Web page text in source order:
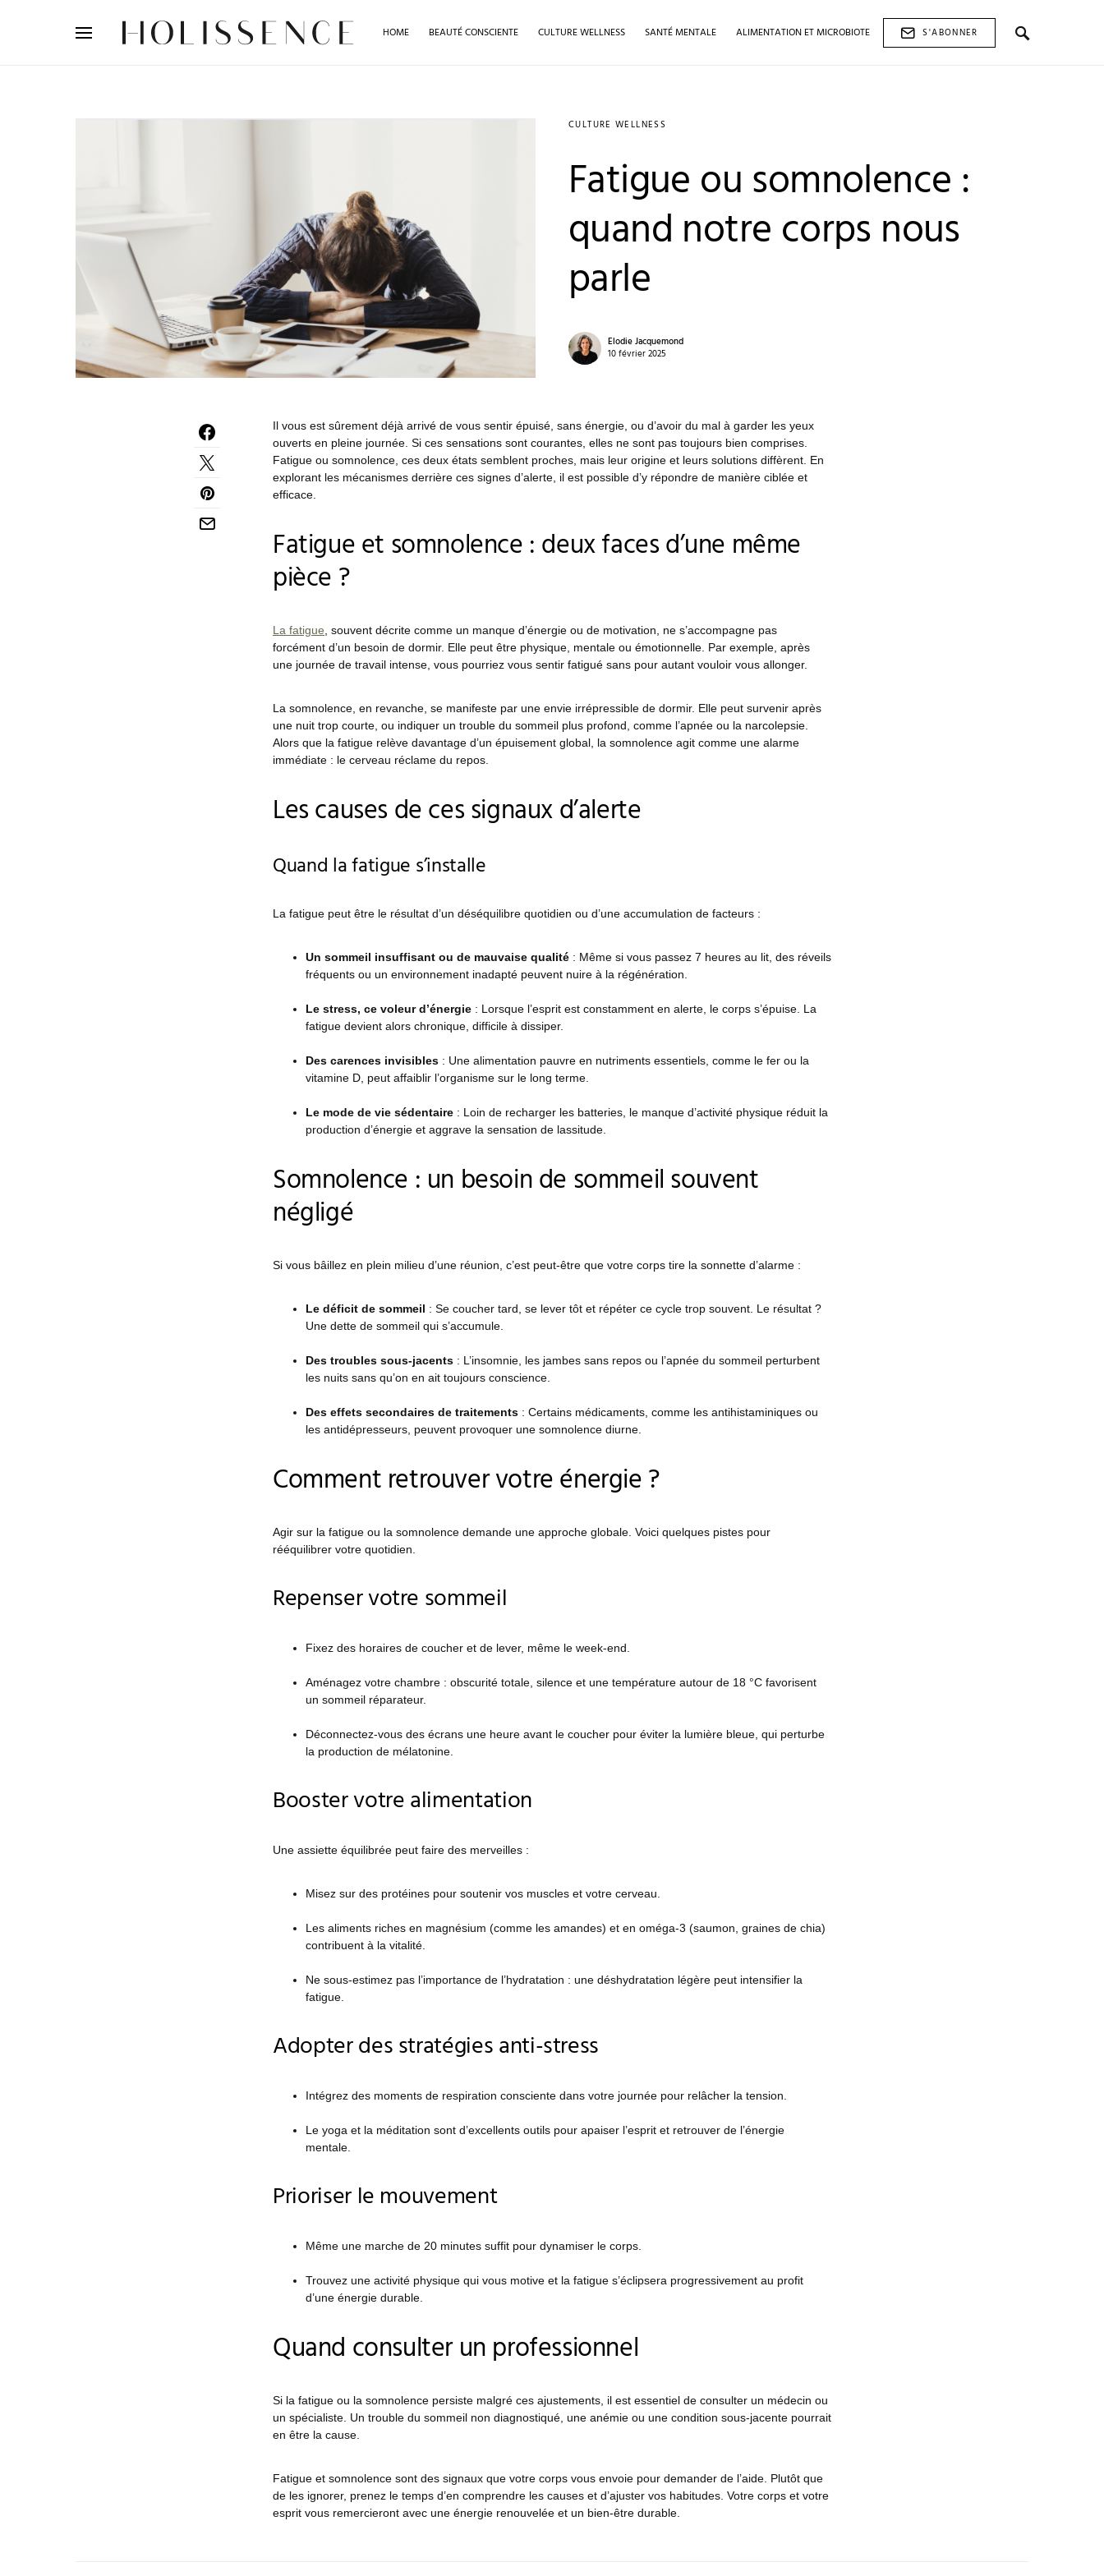
HOME BEAUTÉ CONSCIENTE CULTURE WELLNESS SANTÉ MENTALE ALIMENTATION ET MICROBIOTE
S'ABONNER
CULTURE WELLNESS
Fatigue ou somnolence :
quand notre corps nous
parle
Elodie Jacquemond
10 février 2025
Il vous est sûrement déjà arrivé de vous sentir épuisé, sans énergie, ou d’avoir du mal à garder les yeux
ouverts en pleine journée. Si ces sensations sont courantes, elles ne sont pas toujours bien comprises.
Fatigue ou somnolence, ces deux états semblent proches, mais leur origine et leurs solutions diffèrent. En
explorant les mécanismes derrière ces signes d’alerte, il est possible d’y répondre de manière ciblée et
efficace.
Fatigue et somnolence : deux faces d’une même
pièce ?
La fatigue, souvent décrite comme un manque d’énergie ou de motivation, ne s’accompagne pas
forcément d’un besoin de dormir. Elle peut être physique, mentale ou émotionnelle. Par exemple, après
une journée de travail intense, vous pourriez vous sentir fatigué sans pour autant vouloir vous allonger.
La somnolence, en revanche, se manifeste par une envie irrépressible de dormir. Elle peut survenir après
une nuit trop courte, ou indiquer un trouble du sommeil plus profond, comme l’apnée ou la narcolepsie.
Alors que la fatigue relève davantage d’un épuisement global, la somnolence agit comme une alarme
immédiate : le cerveau réclame du repos.
Les causes de ces signaux d’alerte
Quand la fatigue s’installe
La fatigue peut être le résultat d’un déséquilibre quotidien ou d’une accumulation de facteurs :
Un sommeil insuffisant ou de mauvaise qualité : Même si vous passez 7 heures au lit, des réveils
fréquents ou un environnement inadapté peuvent nuire à la régénération.
Le stress, ce voleur d’énergie : Lorsque l’esprit est constamment en alerte, le corps s’épuise. La
fatigue devient alors chronique, difficile à dissiper.
Des carences invisibles : Une alimentation pauvre en nutriments essentiels, comme le fer ou la
vitamine D, peut affaiblir l’organisme sur le long terme.
Le mode de vie sédentaire : Loin de recharger les batteries, le manque d’activité physique réduit la
production d’énergie et aggrave la sensation de lassitude.
Somnolence : un besoin de sommeil souvent
négligé
Si vous bâillez en plein milieu d’une réunion, c’est peut-être que votre corps tire la sonnette d’alarme :
Le déficit de sommeil : Se coucher tard, se lever tôt et répéter ce cycle trop souvent. Le résultat ?
Une dette de sommeil qui s’accumule.
Des troubles sous-jacents : L’insomnie, les jambes sans repos ou l’apnée du sommeil perturbent
les nuits sans qu’on en ait toujours conscience.
Des effets secondaires de traitements : Certains médicaments, comme les antihistaminiques ou
les antidépresseurs, peuvent provoquer une somnolence diurne.
Comment retrouver votre énergie ?
Agir sur la fatigue ou la somnolence demande une approche globale. Voici quelques pistes pour
rééquilibrer votre quotidien.
Repenser votre sommeil
Fixez des horaires de coucher et de lever, même le week-end.
Aménagez votre chambre : obscurité totale, silence et une température autour de 18 °C favorisent
un sommeil réparateur.
Déconnectez-vous des écrans une heure avant le coucher pour éviter la lumière bleue, qui perturbe
la production de mélatonine.
Booster votre alimentation
Une assiette équilibrée peut faire des merveilles :
Misez sur des protéines pour soutenir vos muscles et votre cerveau.
Les aliments riches en magnésium (comme les amandes) et en oméga-3 (saumon, graines de chia)
contribuent à la vitalité.
Ne sous-estimez pas l’importance de l’hydratation : une déshydratation légère peut intensifier la
fatigue.
Adopter des stratégies anti-stress
Intégrez des moments de respiration consciente dans votre journée pour relâcher la tension.
Le yoga et la méditation sont d’excellents outils pour apaiser l’esprit et retrouver de l’énergie
mentale.
Prioriser le mouvement
Même une marche de 20 minutes suffit pour dynamiser le corps.
Trouvez une activité physique qui vous motive et la fatigue s’éclipsera progressivement au profit
d’une énergie durable.
Quand consulter un professionnel
Si la fatigue ou la somnolence persiste malgré ces ajustements, il est essentiel de consulter un médecin ou
un spécialiste. Un trouble du sommeil non diagnostiqué, une anémie ou une condition sous-jacente pourrait
en être la cause.
Fatigue et somnolence sont des signaux que votre corps vous envoie pour demander de l’aide. Plutôt que
de les ignorer, prenez le temps d’en comprendre les causes et d’ajuster vos habitudes. Votre corps et votre
esprit vous remercieront avec une énergie renouvelée et un bien-être durable.